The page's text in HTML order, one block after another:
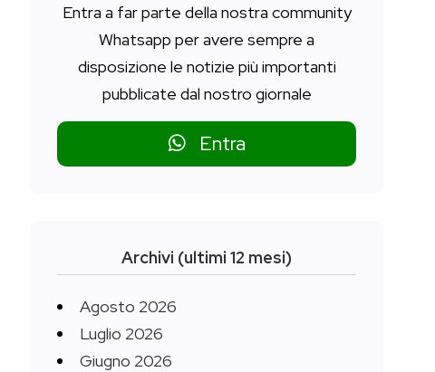
Entra a far parte della nostra community
Whatsapp per avere sempre a
disposizione le notizie più importanti
pubblicate dal nostro giornale
Entra
Archivi (ultimi 12 mesi)
Agosto 2026
Luglio 2026
Giugno 2026